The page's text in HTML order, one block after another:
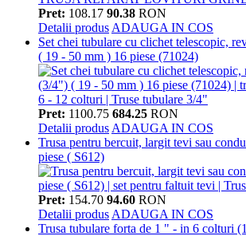
Pret: 108.17 90.38 RON
Detalii produs ADAUGA IN COS
Set chei tubulare cu clichet telescopic,
( 19 - 50 mm ) 16 piese (71024)
Pret: 1100.75 684.25 RON
Detalii produs ADAUGA IN COS
Trusa pentru bercuit, largit tevi sau
piese ( S612)
Pret: 154.70 94.60 RON
Detalii produs ADAUGA IN COS
Trusa tubulare forta de 1 " - in 6 colturi